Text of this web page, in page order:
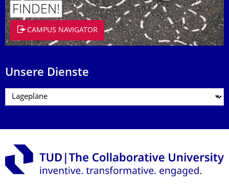
FINDEN!
CAMPUS NAVIGATOR
Unsere Dienste